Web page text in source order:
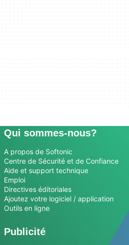
Qui sommes-nous?
A propos de Softonic
Centre de Sécurité et de Confiance
Aide et support technique
Emploi
Directives éditoriales
Ajoutez votre logiciel / application
Outils en ligne
Publicité